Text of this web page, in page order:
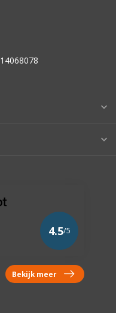
14068078
4.5/5
Bekijk meer